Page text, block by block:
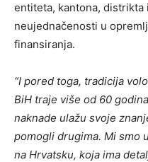
entiteta, kantona, distrikta
neujednačenosti u
finansiranja.
“I pored toga, tradicija
BiH traje više od 60
naknade ulažu svoje
pomogli drugima. Mi smo
na Hrvatsku, koja ima